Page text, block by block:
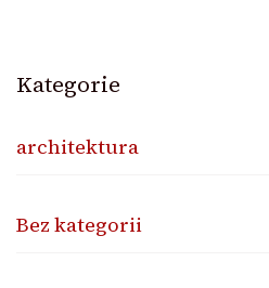
Kategorie
architektura
Bez kategorii